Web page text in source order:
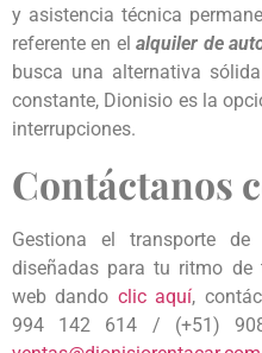
y asistencia técnica
referente en elalquiler de
busca una alternativa
constante, Dionisio es la
interrupciones.
Contáctanos
Gestiona el transporte
diseñadas para tu ritmo de
web dando clic aquí,
994 142 614 / (+51)